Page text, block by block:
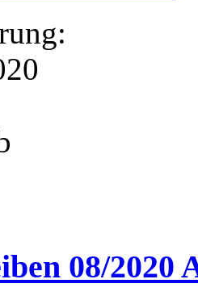
08/2020